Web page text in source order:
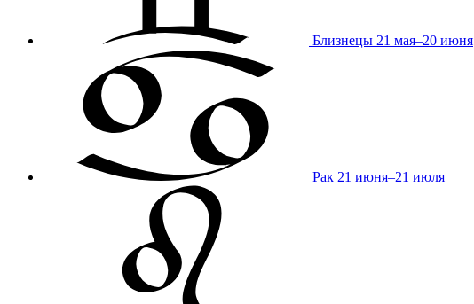
Близнецы 21 мая–20 июня
Рак 21 июня–21 июля